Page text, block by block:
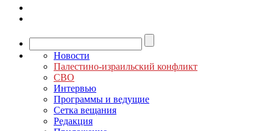
Новости
Палестино-израильский конфликт
СВО
Интервью
Программы и ведущие
Сетка вещания
Редакция